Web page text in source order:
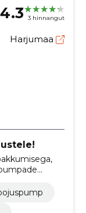
4.3 3 hinnangut
Harjumaa